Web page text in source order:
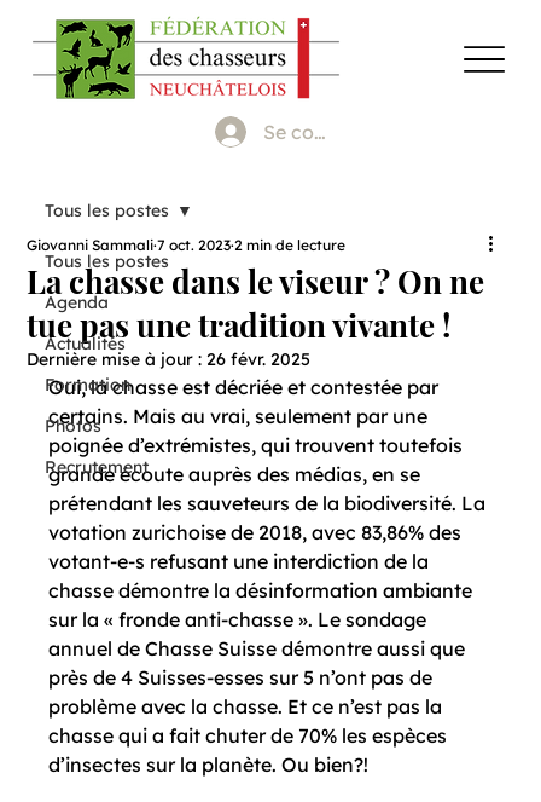
Se connecter
Tous les postes
Agenda
Actualités
Formation
Photos
Recrutement
Tous les postes
La chasse dans le viseur ? On ne
tue pas une tradition vivante !
Giovanni Sammali 7 oct. 2023 2 min de lecture
Dernière mise à jour :26 févr. 2025
Oui, la chasse est décriée et contestée par
certains. Mais au vrai, seulement par une
poignée d’extrémistes, qui trouvent toutefois
grande écoute auprès des médias, en se
prétendant les sauveteurs de la biodiversité. La
votation zurichoise de 2018, avec 83,86% des
votant-e-s refusant une interdiction de la
chasse démontre la désinformation ambiante
sur la « fronde anti-chasse ». Le sondage
annuel de Chasse Suisse démontre aussi que
près de 4 Suisses-esses sur 5 n’ont pas de
problème avec la chasse. Et ce n’est pas la
chasse qui a fait chuter de 70% les espèces
d’insectes sur la planète. Ou bien?!